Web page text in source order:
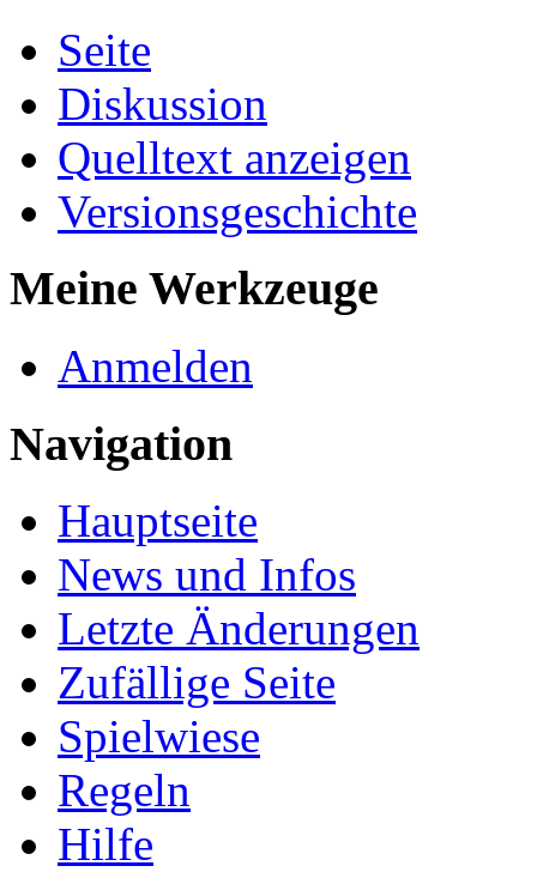
Seite
Diskussion
Quelltext anzeigen
Versionsgeschichte
Meine Werkzeuge
Anmelden
Navigation
Hauptseite
News und Infos
Letzte Änderungen
Zufällige Seite
Spielwiese
Regeln
Hilfe